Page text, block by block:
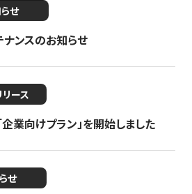
せ
ナンスのお知らせ
ース
業向けプラン」を開始しました
せ